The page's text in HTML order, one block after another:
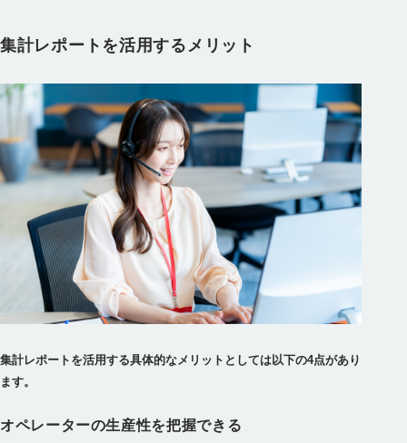
集計レポートを活用するメリット
集計レポートを活用する具体的なメリットとしては以下の4点があり
ます。
オペレーターの生産性を把握できる